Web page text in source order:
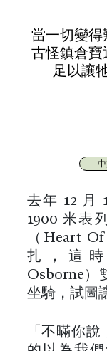
當一切變
古怪鎮倉
足以讓
去年 12 月
1900 米表
（Heart
扎，這
Osborne）
坐騎，試圖
「不暪你